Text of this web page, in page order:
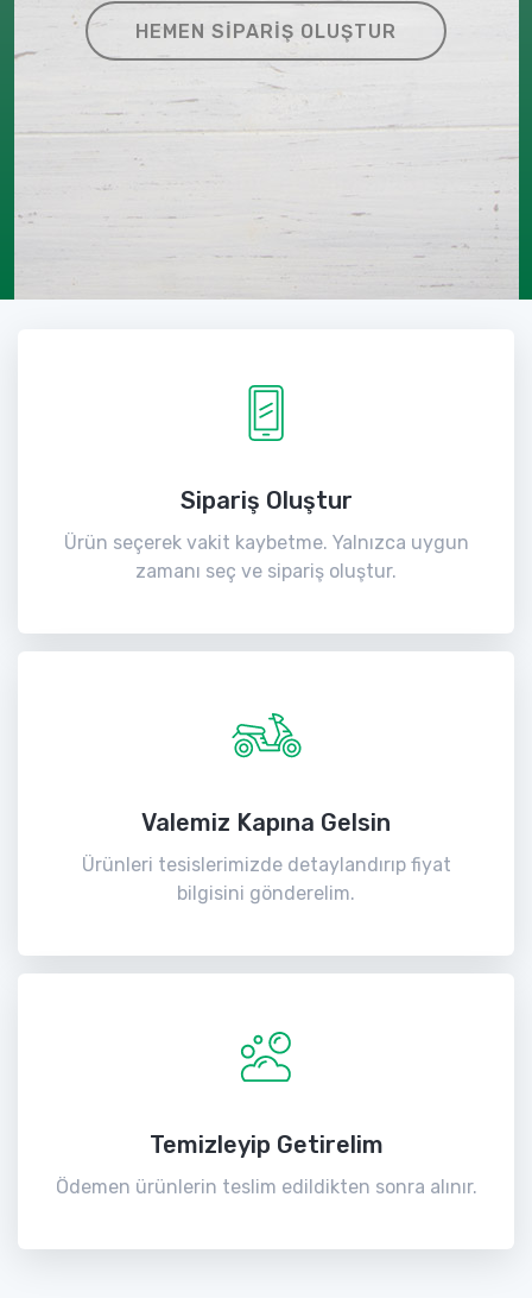
HEMEN SIPARIŞ OLUŞTUR
Sipariş Oluştur
Ürün seçerek vakit kaybetme. Yalnızca uygun
zamanı seç ve sipariş oluştur.
Valemiz Kapına Gelsin
Ürünleri tesislerimizde detaylandırıp fiyat
bilgisini gönderelim.
Temizleyip Getirelim
Ödemen ürünlerin teslim edildikten sonra alınır.